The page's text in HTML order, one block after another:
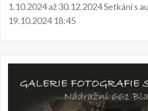
1.10.2024 až 30.12.2024 Setkání s
19.10.2024 18:45